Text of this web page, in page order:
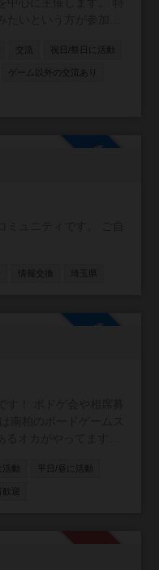
ボドゲ開拓しているの
ます✨
交流 祝日/祭日に活動
ゲーム以外の交流あり
情報交換
動 平日/昼に活動
迎